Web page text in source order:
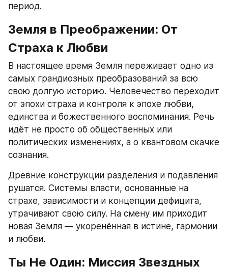
период.
Земля в Преображении: От
Страха к Любви
В настоящее время Земля переживает одно из
самых грандиозных преобразований за всю
свою долгую историю. Человечество переходит
от эпохи страха и контроля к эпохе любви,
единства и божественного воспоминания. Речь
идёт не просто об общественных или
политических изменениях, а о квантовом скачке
сознания.
Древние конструкции разделения и подавления
рушатся. Системы власти, основанные на
страхе, зависимости и концепции дефицита,
утрачивают свою силу. На смену им приходит
новая Земля — укоренённая в истине, гармонии
и любви.
Ты Не Один: Миссия Звездных